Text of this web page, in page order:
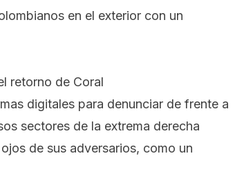
en el exterior con un
retorno de Coral
digitales para denunciar de frente a
sectores de la extrema derecha
de sus adversarios, como un